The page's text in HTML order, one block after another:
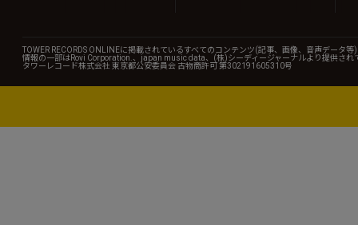
TOWER RECORDS ONLINEに掲載されているすべてのコンテンツ(記事、画像、音声データ
情報の一部はRovi Corporation.、japan music data、(株)シーディージャーナルより提供され
タワーレコード株式会社 東京都公安委員会 古物商許可 第302191605310号